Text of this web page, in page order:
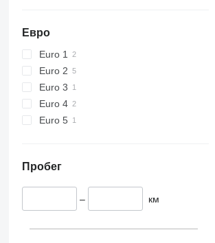
908
918
924
Евро
Euro 1
Euro 2
Euro 3
Euro 4
Euro 5
Пробег
– км